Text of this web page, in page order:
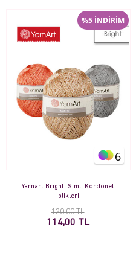
6
%5 İNDİRİM
Yarnart Bright, Simli Kordonet
İplikleri
120,00 TL
114,00 TL